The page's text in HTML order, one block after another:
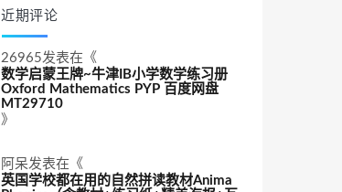
近期评论
26965发表在《
数学启蒙王牌~牛津IB小学数学练习册
Oxford Mathematics PYP 百度网盘
MT29710
》
阿呆发表在《
英国学校都在用的自然拼读教材Anima